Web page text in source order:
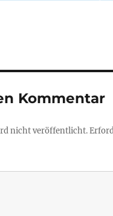
Kommentar
nicht veröffentlicht.